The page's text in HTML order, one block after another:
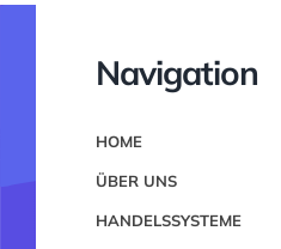
Navigation
HOME
ÜBER UNS
HANDELSSYSTEME